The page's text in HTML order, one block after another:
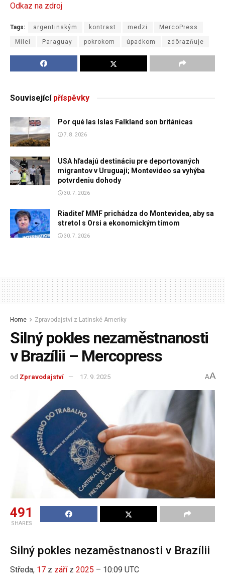
Odkaz na zdroj
Tags: argentinským kontrast medzi MercoPress
Milei Paraguay pokrokom úpadkom zdôrazňuje
Souvisejícípříspěvky
Por qué las Islas Falkland son británicas
7. 8. 2026
USA hľadajú destináciu pre deportovaných
migrantov v Uruguaji; Montevideo sa vyhýba
potvrdeniu dohody
30. 7. 2026
Riaditeľ MMF prichádza do Montevidea, aby sa
stretol s Orsi a ekonomickým tímom
30. 7. 2026
Home Zpravodajství z Latinské Ameriky
Silný pokles nezaměstnanosti
v Brazílii – Mercopress
od Zpravodajství 17. 9. 2025 AA
491
SHARES
Silný pokles nezaměstnanosti v Brazílii
Středa, 17 z záříz 2025 – 10:09 UTC